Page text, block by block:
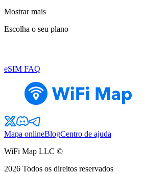
Mostrar mais
Escolha o seu plano
eSIM FAQ
Mapa onlineBlogCentro de ajuda
WiFi Map LLC ©
2026 Todos os direitos reservados